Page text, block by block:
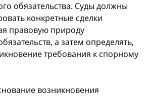
обязательства. Суды должны
конкретные сделки
правовую природу
а затем определять,
требования к спорному
возникновения